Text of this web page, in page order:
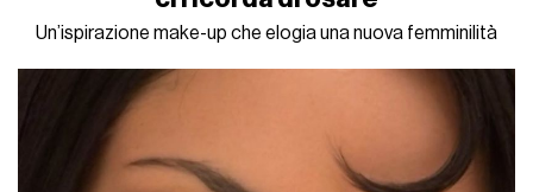
Un’ispirazione make-up che elogia una nuova femminilità